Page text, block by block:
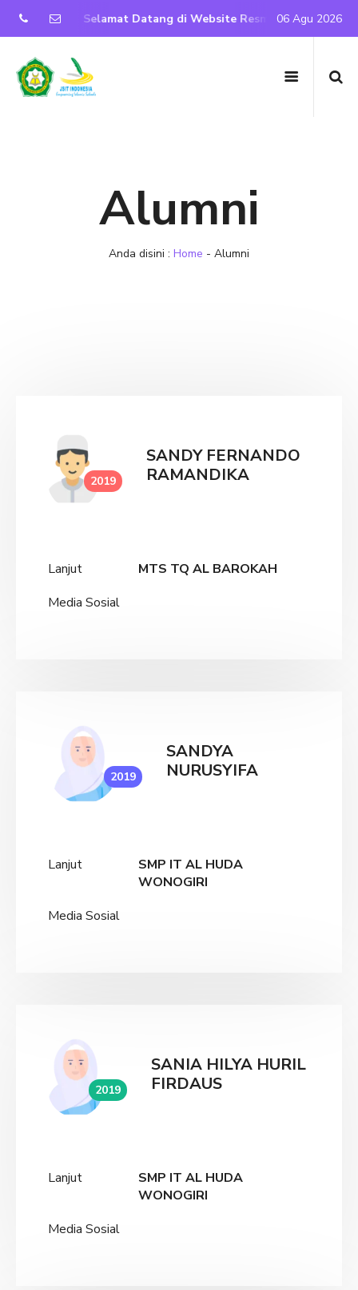
Selamat Datang di Website Resmi SD IT Nurul Iman06 Agu 2026
Alumni
Anda disini : Home - Alumni
2019
SANDY FERNANDO
RAMANDIKA
Lanjut
MTS TQ AL BAROKAH
Media Sosial
2019
SANDYA
NURUSYIFA
Lanjut
SMP IT AL HUDA
WONOGIRI
Media Sosial
2019
SANIA HILYA HURIL
FIRDAUS
Lanjut
SMP IT AL HUDA
WONOGIRI
Media Sosial